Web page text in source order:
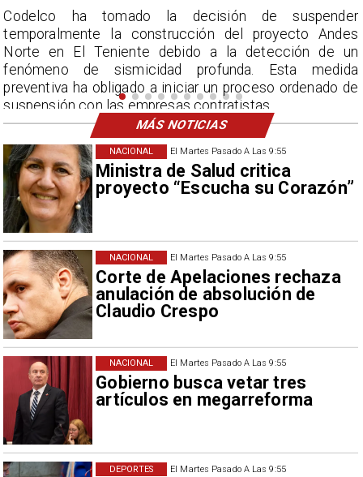
El Martes Pasado A Las 9:55
Ministra de Salud critica
proyecto “Escucha su Corazón”
NACIONAL
El Martes Pasado A Las 9:55
Corte de Apelaciones rechaza
anulación de absolución de
Claudio Crespo
NACIONAL
El Martes Pasado A Las 9:55
Gobierno busca vetar tres
artículos en megarreforma
NACIONAL
El Martes Pasado A Las 9:55
DEPORTES
La Dirección Meteorológica de Chile reporta
acumulados sin precedentes en julio y pronostica lluvias
por encima del promedio en agosto.
MÁS NOTICIAS